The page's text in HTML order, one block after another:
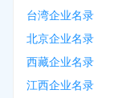
台湾企业名录
北京企业名录
西藏企业名录
江西企业名录